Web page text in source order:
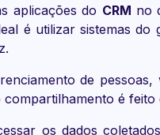
aplicações do CRM no
é utilizar sistemas
de
é feito
os dados